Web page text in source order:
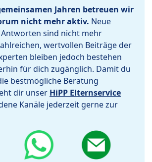
Jahren betreuen wir
nicht mehr aktiv. Neue
sind nicht mehr
wertvollen Beiträge der
bleiben jedoch bestehen
für dich zugänglich. Damit du
bestmögliche Beratung
dir unser HiPP Elternservice
Kanäle jederzeit gerne zur